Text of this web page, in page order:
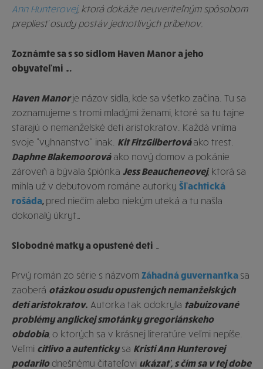
Ann Hunterovej, ktorá dokáže neuveriteľným spôsobom
prepliesť osudy postáv jednotlivých príbehov.
Zoznámte sa s so sídlom Haven Manor a jeho
obyvateľmi …
Haven Manorje názov sídla, kde sa všetko začína. Tu sa
zoznamujeme s tromi mladými ženami, ktoré sa tu tajne
starajú o nemanželské deti aristokratov. Každá vníma
svoje ”vyhnanstvo” inak. Kit FitzGilbertováako trest.
Daphne Blakemoorováako nový domov a pokánie
zároveň a bývala špiónka Jess Beaucheneovej, ktorá sa
mihla už v debutovom románe autorky Šľachtická
rošáda pred niečím alebo niekým uteká a tu našla
dokonalý úkryt…
Slobodné matky a opustené deti
Prvý román zo série s názvom Záhadná guvernantka sa
zaoberá otázkou osudu opustených nemanželských
detí aristokratov. Autorka tak odokryla tabuizované
problémy anglickej smotánky gregoriánskeho
obdobia, o ktorých sa v krásnej literatúre veľmi nepíše.
Veľmi citlivo a autentickysa Kristi Ann Hunterovej
podarilodnešnému čitateľovi ukázať, s čím sa v tej dobe